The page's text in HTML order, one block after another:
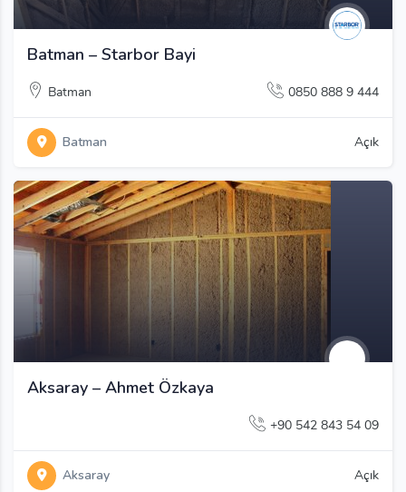
Batman – Starbor Bayi
Batman 0850 888 9 444
Batman Açık
Aksaray – Ahmet Özkaya
+90 542 843 54 09
Aksaray Açık